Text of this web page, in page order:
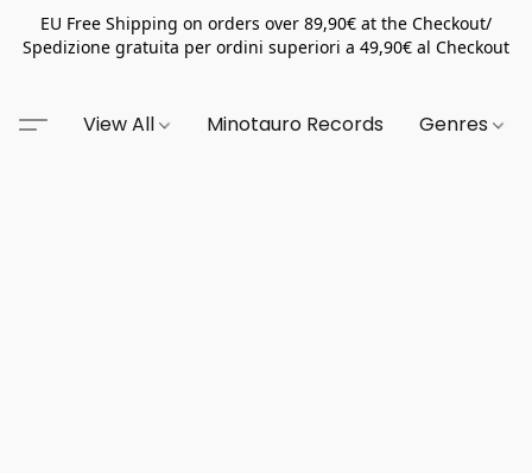
EU Free Shipping on orders over 89,90€ at the Checkout/
Spedizione gratuita per ordini superiori a 49,90€ al Checkout
View All Minotauro Records Genres